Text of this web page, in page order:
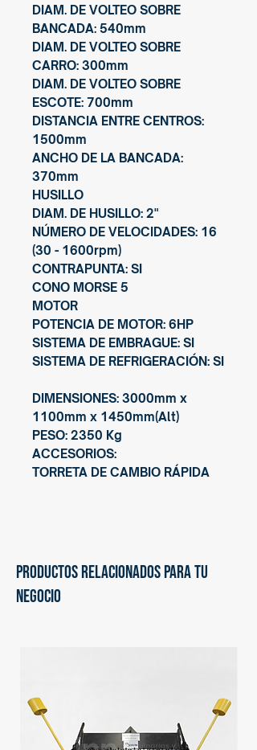
DIAM. DE VOLTEO SOBRE
BANCADA: 540mm
DIAM. DE VOLTEO SOBRE
CARRO: 300mm
DIAM. DE VOLTEO SOBRE
ESCOTE: 700mm
DISTANCIA ENTRE CENTROS:
1500mm
ANCHO DE LA BANCADA:
370mm
HUSILLO
DIAM. DE HUSILLO: 2"
NÚMERO DE VELOCIDADES: 16
(30 - 1600rpm)
CONTRAPUNTA: SI
CONO MORSE 5
MOTOR
POTENCIA DE MOTOR: 6HP
SISTEMA DE EMBRAGUE: SI
SISTEMA DE REFRIGERACIÓN: SI
DIMENSIONES: 3000mm x
1100mm x 1450mm(Alt)
PESO: 2350 Kg
ACCESORIOS:
TORRETA DE CAMBIO RÁPIDA
PRODUCTOS RELACIONADOS PARA TU
NEGOCIO